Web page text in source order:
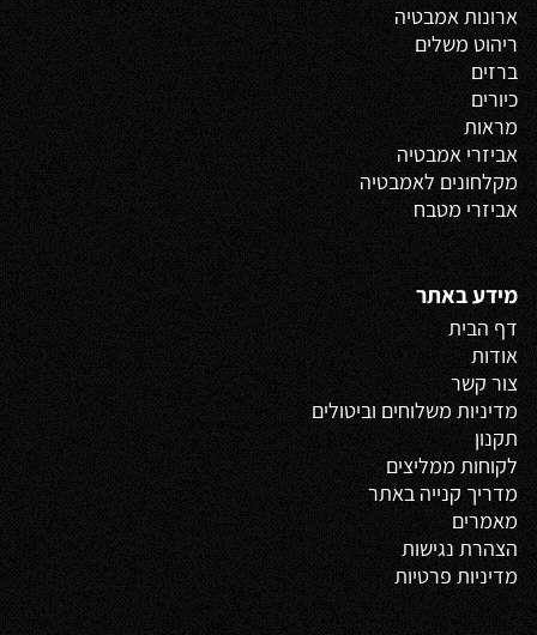
ארונות אמבטיה
ריהוט משלים
ברזים
כיורים
מראות
אביזרי אמבטיה
מקלחונים לאמבטיה
אביזרי מטבח
מידע באתר
דף הבית
אודות
צור קשר
מדיניות משלוחים וביטולים
תקנון
לקוחות ממליצים
מדריך קנייה באתר
מאמרים
הצהרת נגישות
מדיניות פרטיות